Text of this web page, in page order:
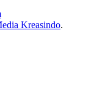
Kreasindo.